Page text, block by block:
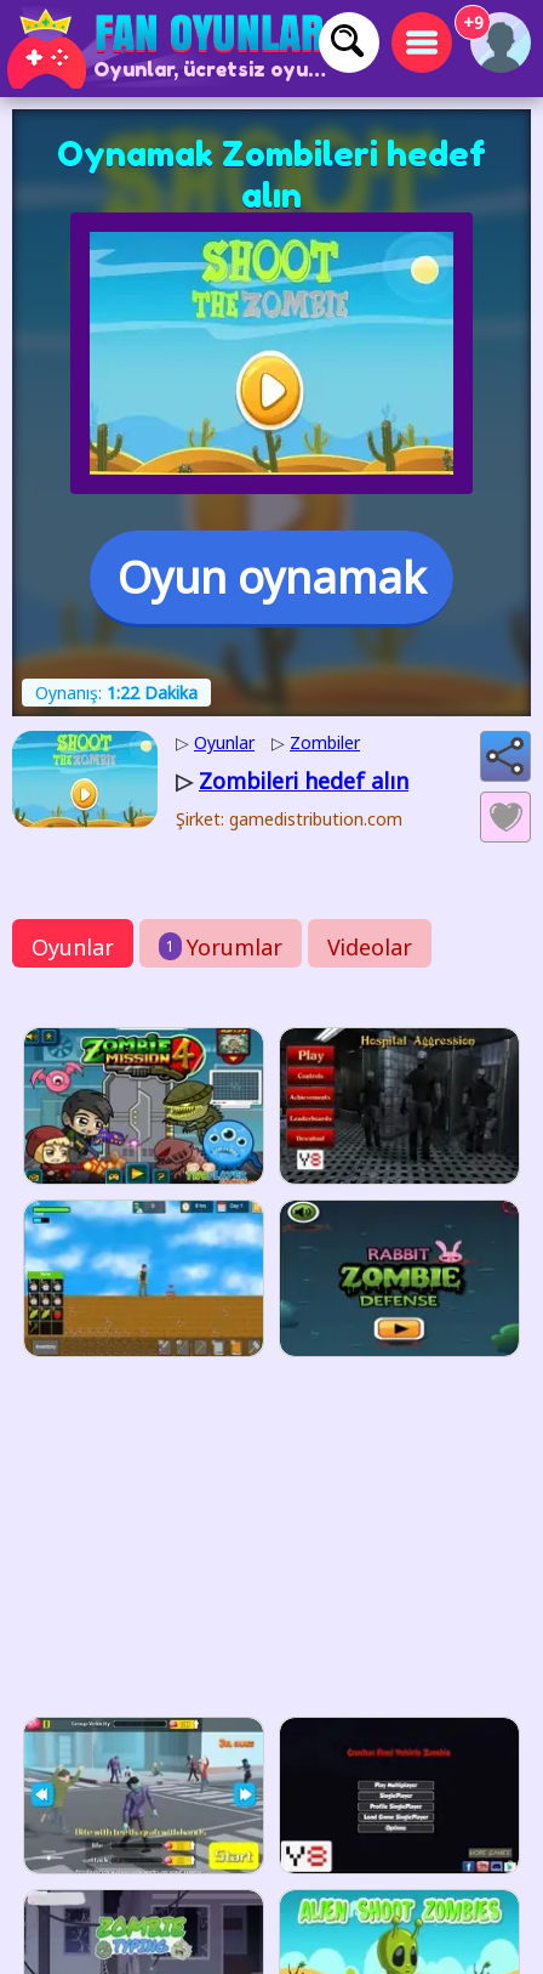
Oyunlar, ücretsiz oyunlar ve çevrimiçi oyunlar
+9
Oynamak Zombileri hedef
alın
Oyun oynamak
Oynanış: 1:22 Dakika
▷ Oyunlar ▷ Zombiler
▷ Zombileri hedef alın
Şirket: gamedistribution.com
Oyunlar 1 Yorumlar Videolar